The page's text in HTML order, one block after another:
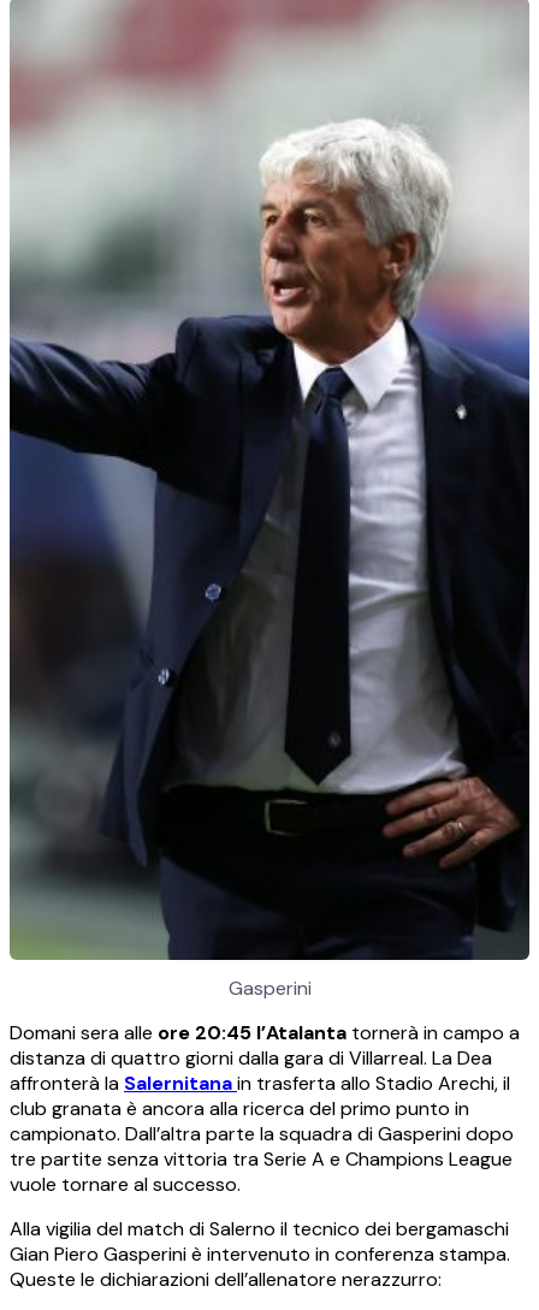
Gasperini
Domani sera alle ore 20:45 l’Atalanta tornerà in campo a
distanza di quattro giorni dalla gara di Villarreal. La Dea
affronterà la Salernitanain trasferta allo Stadio Arechi, il
club granata è ancora alla ricerca del primo punto in
campionato. Dall’altra parte la squadra di Gasperini dopo
tre partite senza vittoria tra Serie A e Champions League
vuole tornare al successo.
Alla vigilia del match di Salerno il tecnico dei bergamaschi
Gian Piero Gasperini è intervenuto in conferenza stampa.
Queste le dichiarazioni dell’allenatore nerazzurro: